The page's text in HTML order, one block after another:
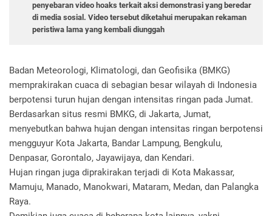
penyebaran video hoaks terkait aksi demonstrasi yang beredar
di media sosial. Video tersebut diketahui merupakan rekaman
peristiwa lama yang kembali diunggah
Badan Meteorologi, Klimatologi, dan Geofisika (BMKG)
memprakirakan cuaca di sebagian besar wilayah di Indonesia
berpotensi turun hujan dengan intensitas ringan pada Jumat.
Berdasarkan situs resmi BMKG, di Jakarta, Jumat,
menyebutkan bahwa hujan dengan intensitas ringan berpotensi
mengguyur Kota Jakarta, Bandar Lampung, Bengkulu,
Denpasar, Gorontalo, Jayawijaya, dan Kendari.
Hujan ringan juga diprakirakan terjadi di Kota Makassar,
Mamuju, Manado, Manokwari, Mataram, Medan, dan Palangka
Raya.